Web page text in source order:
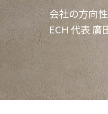
会社の方向
ECH 代表 廣